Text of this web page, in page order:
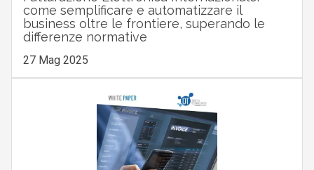
come semplificare e automatizzare il
business oltre le frontiere, superando le
differenze normative
27 Mag 2025